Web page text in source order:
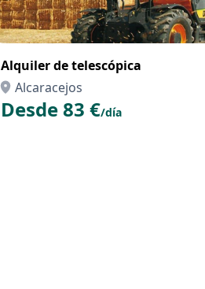
Alquiler de telescópica
Alcaracejos
Desde 83 €/día